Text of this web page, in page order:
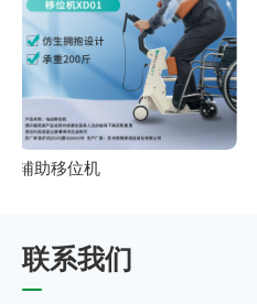
辅助移位机
联系我们